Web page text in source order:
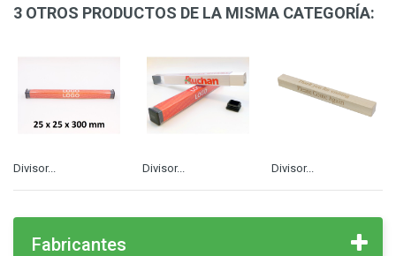
3 OTROS PRODUCTOS DE LA MISMA CATEGORÍA:
Divisor... Divisor... Divisor...
Fabricantes